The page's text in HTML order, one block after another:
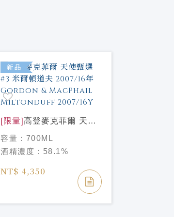
新品
[限量] 高登麥克菲爾 天使
甄選#3 米爾頓道夫
2007/16年 Gordon &
MacPhail Miltonduff
2007/16Y
容量： 700ML
酒精濃度： 58.1%
NT$ 4,350